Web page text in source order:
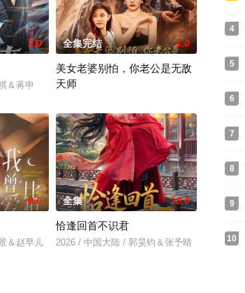
3.0
＆蒋申
全集完结 1.0
美女老婆别怕，你老公是无敌
天师
8.0
＆赵早儿
全集 10.0
恰逢回首不识君
2026 / 中国大陆 / 郭昊钧＆张予晴
4
5
6
7
8
9
10